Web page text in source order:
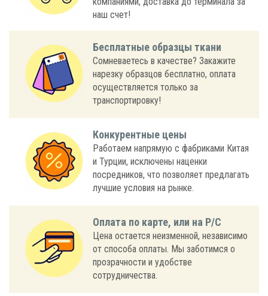
наш счет!
Бесплатные образцы ткани
Сомневаетесь в качестве? Закажите
нарезку образцов бесплатно, оплата
осуществляется только за
транспортировку!
Конкурентные цены
Работаем напрямую с фабриками Китая
и Турции, исключены наценки
посредников, что позволяет предлагать
лучшие условия на рынке.
Оплата по карте, или на Р/С
Цена остается неизменной, независимо
от способа оплаты. Мы заботимся о
прозрачности и удобстве
сотрудничества.